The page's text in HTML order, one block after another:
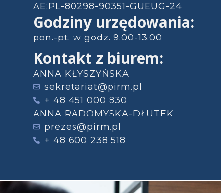
AE:PL-80298-90351-GUEUG-24
Godziny urzędowania:
pon.-pt. w godz. 9.00-13.00
Kontakt z biurem:
ANNA KŁYSZYŃSKA
sekretariat@pirm.pl
+ 48 451 000 830
ANNA RADOMYSKA-DŁUTEK
prezes@pirm.pl
+ 48 600 238 518